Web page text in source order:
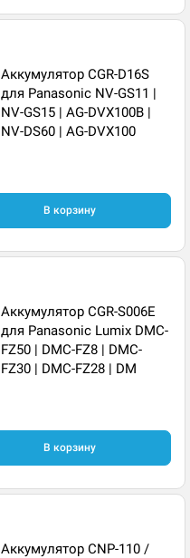
Аккумулятор CGR-D16S
для Panasonic NV-GS11 |
NV-GS15 | AG-DVX100B |
NV-DS60 | AG-DVX100
В корзину
Аккумулятор CGR-S006E
для Panasonic Lumix DMC-
FZ50 | DMC-FZ8 | DMC-
FZ30 | DMC-FZ28 | DM
В корзину
Аккумулятор CNP-110 /